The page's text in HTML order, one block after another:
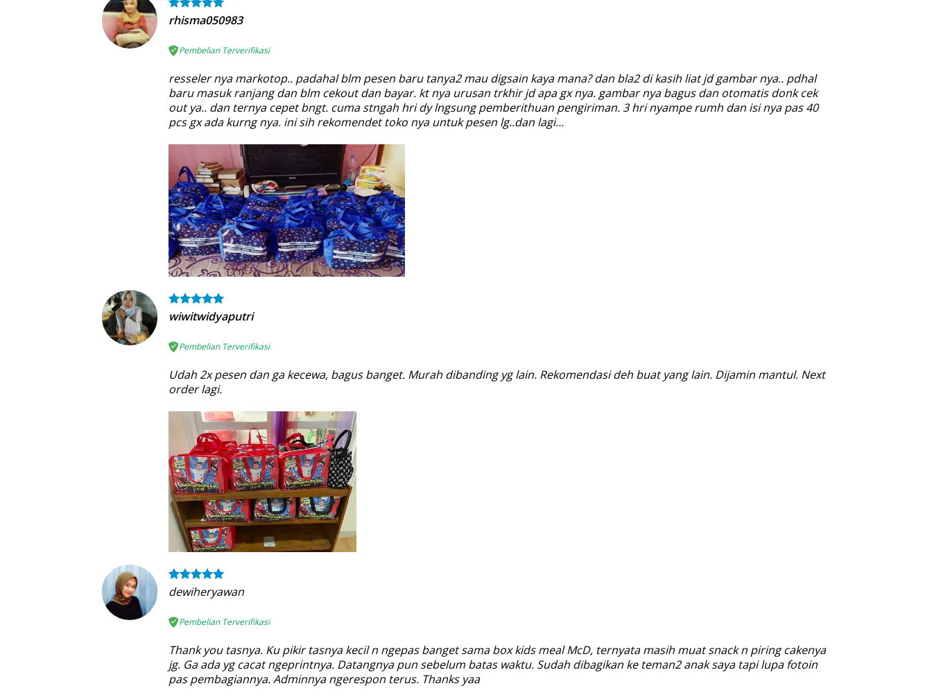
rhisma050983
Pembelian Terverifikasi
resseler nya markotop.. padahal blm pesen baru tanya2 mau digsain kaya mana? dan bla2 di kasih liat jd gambar nya.. pdhal
baru masuk ranjang dan blm cekout dan bayar. kt nya urusan trkhir jd apa gx nya. gambar nya bagus dan otomatis donk cek
out ya.. dan ternya cepet bngt. cuma stngah hri dy lngsung pemberithuan pengiriman. 3 hri nyampe rumh dan isi nya pas 40
pcs gx ada kurng nya. ini sih rekomendet toko nya untuk pesen lg..dan lagi…
wiwitwidyaputri
Pembelian Terverifikasi
Udah 2x pesen dan ga kecewa, bagus banget. Murah dibanding yg lain. Rekomendasi deh buat yang lain. Dijamin mantul. Next
order lagi.
dewiheryawan
Pembelian Terverifikasi
Thank you tasnya. Ku pikir tasnya kecil n ngepas banget sama box kids meal McD, ternyata masih muat snack n piring cakenya
jg. Ga ada yg cacat ngeprintnya. Datangnya pun sebelum batas waktu. Sudah dibagikan ke teman2 anak saya tapi lupa fotoin
pas pembagiannya. Adminnya ngerespon terus. Thanks yaa